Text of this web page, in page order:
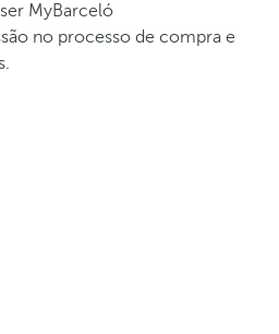
MyBarceló
no processo de compra e